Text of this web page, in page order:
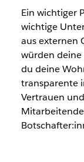
Ein wichtiger
wichtige
aus externen
würden deine
du deine
transparente
Vertrauen